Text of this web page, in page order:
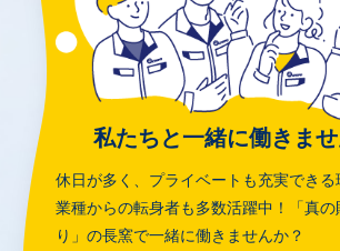
私たちと一緒に働きませ
休日が多く、プライベートも充実できる
業種からの転身者も多数活躍中！
「真
り」の長窯で一緒に働きませんか？